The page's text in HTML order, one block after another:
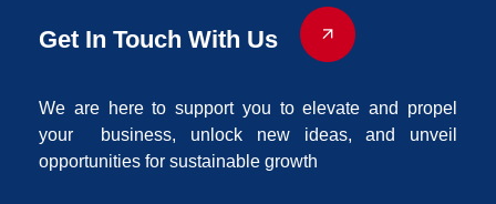
Get In Touch With Us
We are here to support you to elevate and propel
your business, unlock new ideas, and unveil
opportunities for sustainable growth